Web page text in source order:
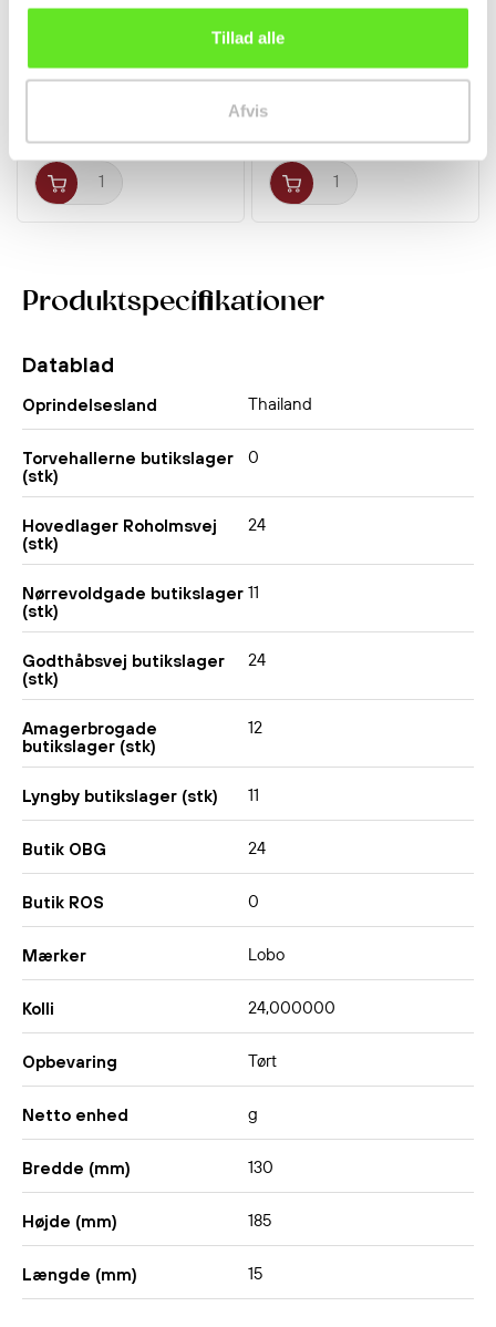
Tillad alle
Afvis
Produktspecifikationer
Datablad
Oprindelsesland Thailand
Torvehallerne butikslager
(stk)
0
Hovedlager Roholmsvej
(stk)
24
Nørrevoldgade butikslager
(stk)
11
Godthåbsvej butikslager
(stk)
24
Amagerbrogade
butikslager (stk)
12
Lyngby butikslager (stk) 11
Butik OBG 24
Butik ROS 0
Mærker Lobo
Kolli 24,000000
Opbevaring Tørt
Netto enhed g
Bredde (mm) 130
Højde (mm) 185
Længde (mm) 15
Akagi Joshu
Okayama White Peach
Castella Kage 3stk...